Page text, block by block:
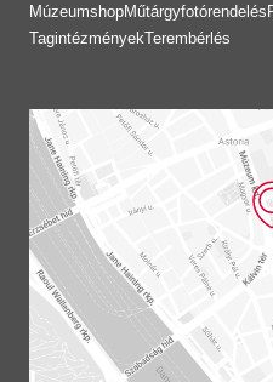
MúzeumshopMűtárgyfotórendelés
TagintézményekTerembérlés